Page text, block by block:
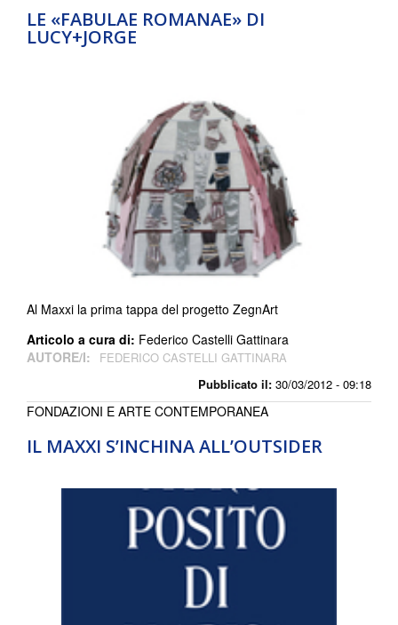
LE «FABULAE ROMANAE» DI
LUCY+JORGE
Pubblicato il: 30/03/2012 - 09:18
Al Maxxi la prima tappa del progetto ZegnArt
Articolo a cura di: Federico Castelli Gattinara
AUTORE/I:
FEDERICO CASTELLI GATTINARA
IL MAXXI S’INCHINA ALL’OUTSIDER
FONDAZIONI E ARTE CONTEMPORANEA